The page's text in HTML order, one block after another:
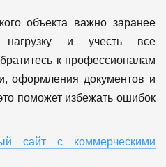
объекта важно заранее
нагрузку и учесть все
к профессионалам
оформления документов и
поможет избежать ошибок
сайт с коммерческими